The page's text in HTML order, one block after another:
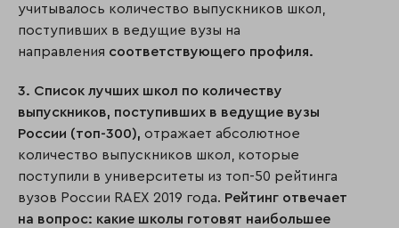
учитывалось количество выпускников школ,
поступивших в ведущие вузы на
направления соответствующего профиля.
3. Список лучших школ по количеству
выпускников, поступивших в ведущие вузы
России (топ-300), отражает абсолютное
количество выпускников школ, которые
поступили в университеты из топ-50 рейтинга
вузов России RAEX 2019 года. Рейтинг отвечает
на вопрос: какие школы готовят наибольшее